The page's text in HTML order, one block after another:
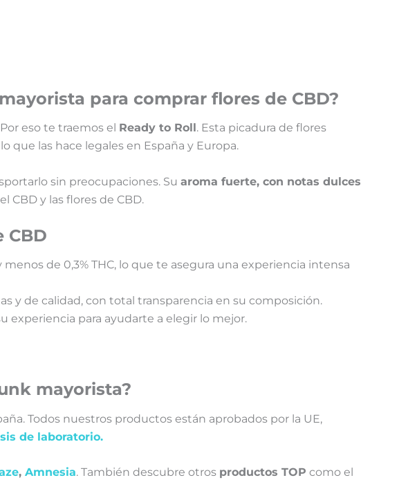
para comprar flores de CBD?
eso te traemos el Ready to Roll . Esta picadura de flores
lo que las hace legales en España y Europa.
sin preocupaciones. Su aroma fuerte, con notas dulces
CBD y las flores de CBD.
CBD
menos de 0,3% THC, lo que te asegura una experiencia intensa
y de calidad, con total transparencia en su composición.
experiencia para ayudarte a elegir lo mejor.
mayorista?
Todos nuestros productos están aprobados por la UE,
de laboratorio.
, Amnesia. También descubre otros productos TOP como el